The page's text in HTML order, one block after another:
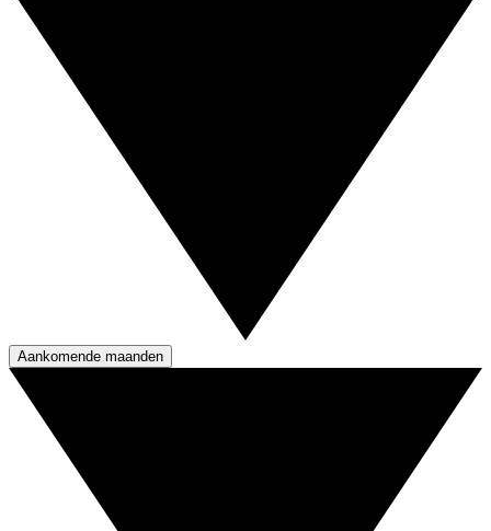
Aankomende maanden